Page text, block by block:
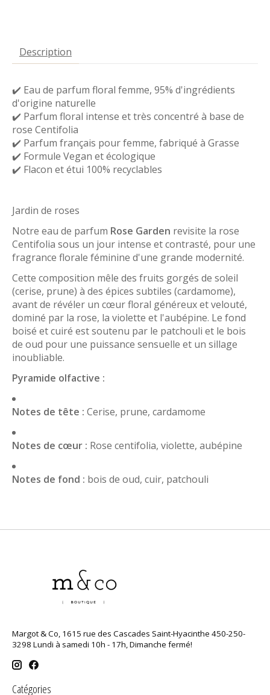
Description
✔️ Eau de parfum floral femme, 95% d'ingrédients
d'origine naturelle
✔️ Parfum floral intense et très concentré à base de
rose Centifolia
✔️ Parfum français pour femme, fabriqué à Grasse
✔️ Formule Vegan et écologique
✔️ Flacon et étui 100% recyclables
Jardin de roses
Notre eau de parfum Rose Garden revisite la rose
Centifolia sous un jour intense et contrasté, pour une
fragrance florale féminine d'une grande modernité.
Cette composition mêle des fruits gorgés de soleil
(cerise, prune) à des épices subtiles (cardamome),
avant de révéler un cœur floral généreux et velouté,
dominé par la rose, la violette et l'aubépine. Le fond
boisé et cuiré est soutenu par le patchouli et le bois
de oud pour une puissance sensuelle et un sillage
inoubliable.
Pyramide olfactive :
Notes de tête : Cerise, prune, cardamome
Notes de cœur : Rose centifolia, violette, aubépine
Notes de fond : bois de oud, cuir, patchouli
Margot & Co, 1615 rue des Cascades Saint-Hyacinthe 450-250-
3298 Lundi à samedi 10h - 17h, Dimanche fermé!
Catégories